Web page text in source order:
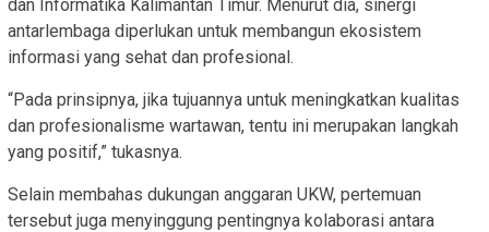
dan Informatika Kalimantan Timur. Menurut dia, sinergi
antarlembaga diperlukan untuk membangun ekosistem
informasi yang sehat dan profesional.
“Pada prinsipnya, jika tujuannya untuk meningkatkan kualitas
dan profesionalisme wartawan, tentu ini merupakan langkah
yang positif,” tukasnya.
Selain membahas dukungan anggaran UKW, pertemuan
tersebut juga menyinggung pentingnya kolaborasi antara